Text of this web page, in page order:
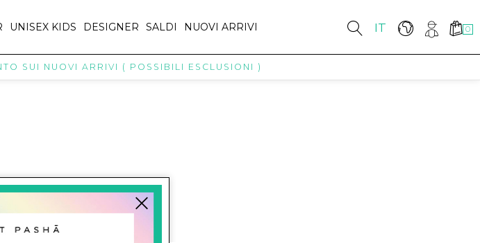
IT 0
UNISEX KIDS DESIGNER SALDI NUOVI ARRIVI
SUI NUOVI ARRIVI ( POSSIBILI ESCLUSIONI )